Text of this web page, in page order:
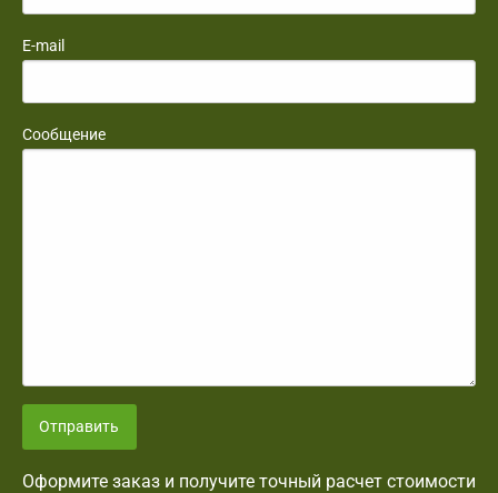
E-mail
Сообщение
Отправить
Оформите заказ и получите точный расчет стоимости